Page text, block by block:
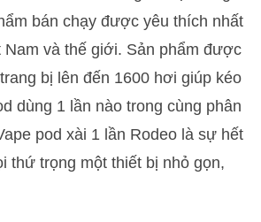
bán chạy được yêu thích nhất
và thế giới. Sản phẩm được
bị lên đến 1600 hơi giúp kéo
dùng 1 lần nào trong cùng phân
pod xài 1 lần Rodeo là sự hết
thứ trọng một thiết bị nhỏ gọn,